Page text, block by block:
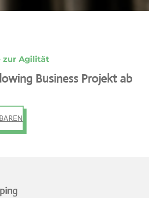
zur Agilität
Business Projekt ab